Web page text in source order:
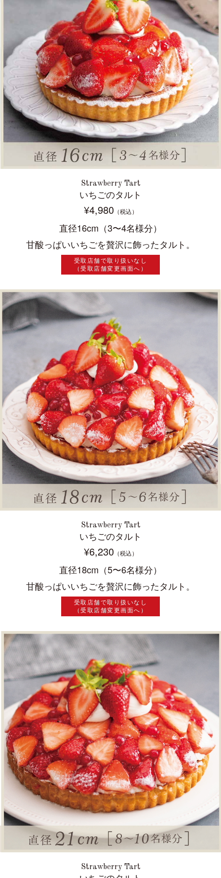
Strawberry Tart
いちごのタルト
¥4,980 （税込）
直径16cm（3〜4名様分）
甘酸っぱいいちごを贅沢に飾ったタルト。
受取店舗で取り扱いなし
（受取店舗変更画面へ）
Strawberry Tart
いちごのタルト
¥6,230 （税込）
直径18cm（5〜6名様分）
甘酸っぱいいちごを贅沢に飾ったタルト。
受取店舗で取り扱いなし
（受取店舗変更画面へ）
Strawberry Tart